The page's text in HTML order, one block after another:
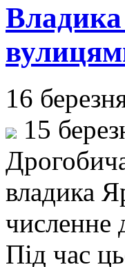
16
15
владика
численне
Під час